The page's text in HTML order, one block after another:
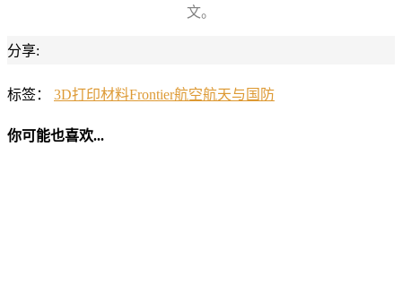
文。
分享:
标签： 3D打印材料Frontier航空航天与国防
你可能也喜欢...